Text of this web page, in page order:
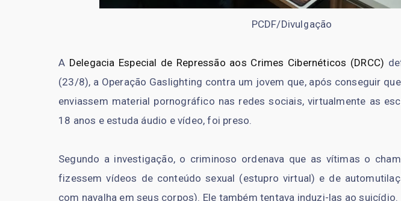
PCDF/Divulgação
A Delegacia Especial de Repressão aos Crimes Cibernéticos (DRCC)
(23/8), a Operação Gaslighting contra um jovem que, após conseguir
enviassem material pornográfico nas redes sociais, virtualmente as
18 anos e estuda áudio e vídeo, foi preso.
Segundo a investigação, o criminoso ordenava que as vítimas o
fizessem vídeos de conteúdo sexual (estupro virtual) e de
com navalha em seus corpos). Ele também tentava induzi-las ao suicídio.